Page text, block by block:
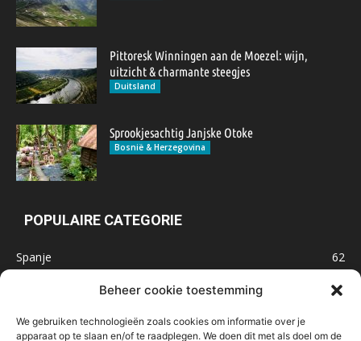
Beheer cookie toestemming
We gebruiken technologieën zoals cookies om informatie over je
apparaat op te slaan en/of te raadplegen. We doen dit met als doel om de
Pittoresk Winningen aan de Moezel: wijn,
uitzicht & charmante steegjes
Duitsland
Sprookjesachtig Janjske Otoke
Bosnië & Herzegovina
POPULAIRE CATEGORIE
Spanje
62
47
Marokko
32